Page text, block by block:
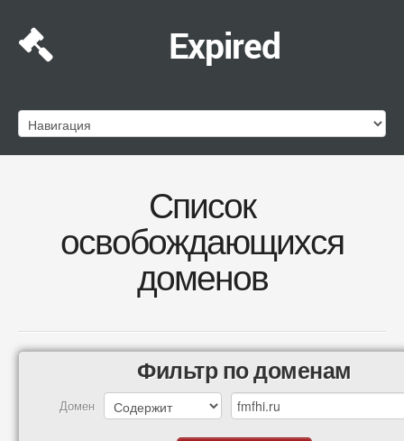
Expired
Список
освобождающихся
доменов
Фильтр по доменам
Домен